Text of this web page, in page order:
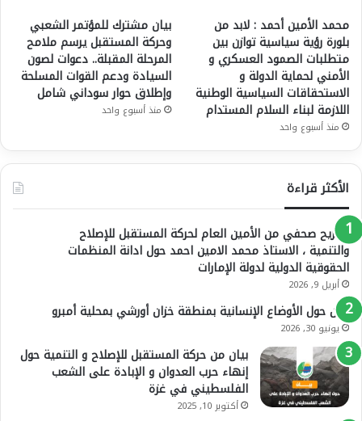
محمد الأمين أحمد : لابد من
بلورة رؤية سياسية توازن بين
متطلبات الصمود العسكري و
الأمني لحماية الدولة و
الاستحقاقات السياسية الوطنية
اللازمة لبناء السلام المستدام
منذ أسبوع واحد
بيان مشترك للمؤتمر الشعبي
وحركة المستقبل يرسم ملامح
المرحلة المقبلة.. دعوات لصون
السيادة ودعم القوات المسلحة
وإطلاق حوار سوداني شامل
منذ أسبوع واحد
الأكثر قراءة
تصريح صحفي من الأمين العام لحركة المستقبل للإصلاح
والتنمية ، الاستاذ محمد الامين احمد حول ادانة المنظمات
الحقوقية الدولية لدولة الإمارات
أبريل 9, 2026
بيان حول الأوضاع الإنسانية بمنطقة خزان أورشي بمحلية أمبرو
يونيو 30, 2026
بيان من حركة المستقبل للإصلاح و التنمية حول
إنهاء حرب العدوان و الإبادة على الشعب
الفلسطيني في غزة
أكتوبر 10, 2025